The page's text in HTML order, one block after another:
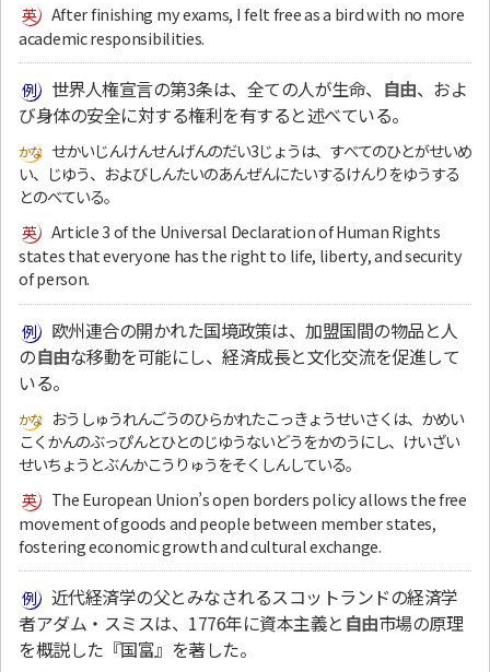
After finishing my exams, I felt free as a bird with no more
academic responsibilities.
世界人権宣言の第3条は、全ての人が生命、 自由、およ
び身体の安全に対する権利を有すると述べている。
せかいじんけんせんげんのだい3じょうは、すべてのひとがせいめ
い、じゆう、およびしんたいのあんぜんにたいするけんりをゆうする
とのべている。
Article 3 of the Universal Declaration of Human Rights
states that everyone has the right to life, liberty, and security
of person.
欧州連合の開かれた国境政策は、加盟国間の物品と人
の自由な移動を可能にし、経済成長と文化交流を促進して
いる。
おうしゅうれんごうのひらかれたこっきょうせいさくは、かめい
こくかんのぶっぴんとひとのじゆうないどうをかのうにし、けいざい
せいちょうとぶんかこうりゅうをそくしんしている。
The European Union’s open borders policy allows the free
movement of goods and people between member states,
fostering economic growth and cultural exchange.
近代経済学の父とみなされるスコットランドの経済学
者アダム・スミスは、1776年に資本主義と 自由市場の原理
を概説した『国富』を著した。